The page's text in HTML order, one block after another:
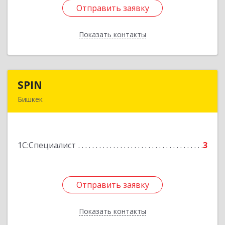
Отправить заявку
Показать контакты
Отправить заявку
Назад
SPIN
Бишкек
1С:Специалист 3
Отправить заявку
Показать контакты
Подробнее
Отправить заявку
Назад